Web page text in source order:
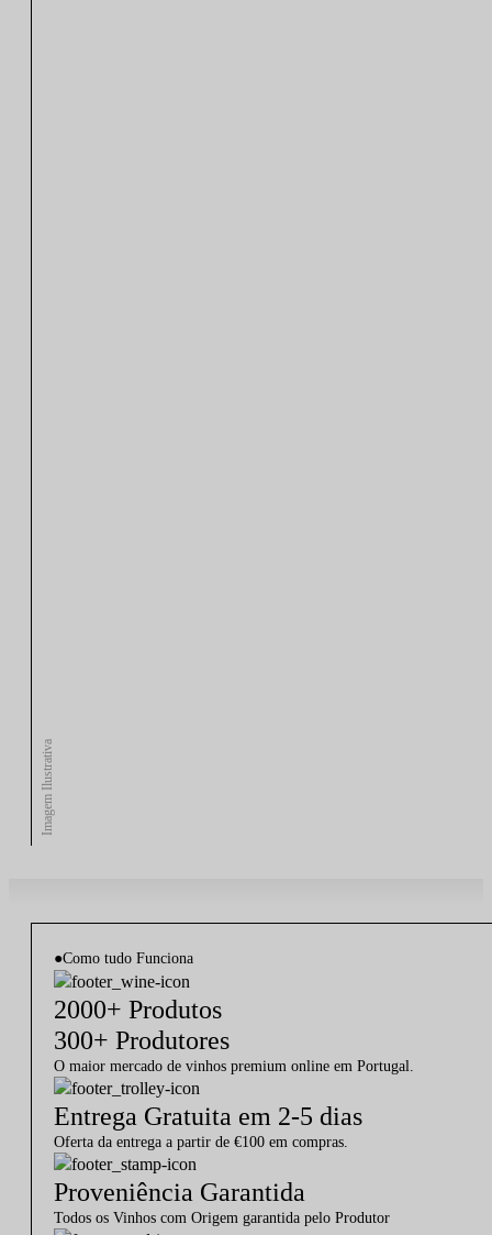
Imagem Ilustrativa
●Como tudo Funciona
2000+ Produtos
300+ Produtores
O maior mercado de vinhos premium online em Portugal.
Entrega Gratuita em 2-5 dias
Oferta da entrega a partir de €100 em compras.
Proveniência Garantida
Todos os Vinhos com Origem garantida pelo Produtor